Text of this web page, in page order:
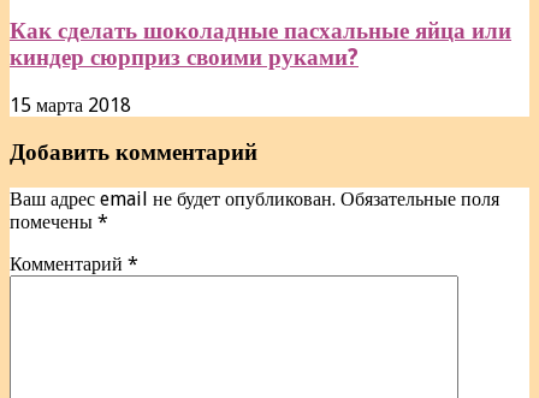
Как сделать шоколадные пасхальные яйца или
киндер сюрприз своими руками?
15 марта 2018
Добавить комментарий
Ваш адрес email не будет опубликован. Обязательные поля
помечены *
Комментарий *